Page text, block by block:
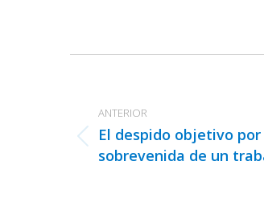
publicaciones
ANTERIOR
Publicación
anterior:
El despido objetivo
sobrevenida de un